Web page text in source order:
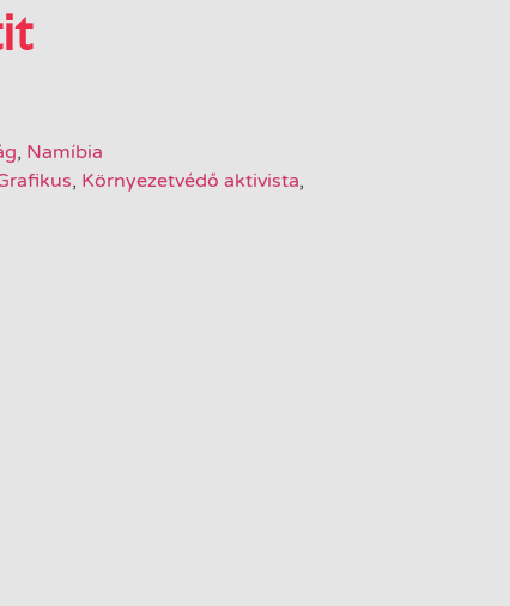
, Namíbia
, Környezetvédő aktivista,